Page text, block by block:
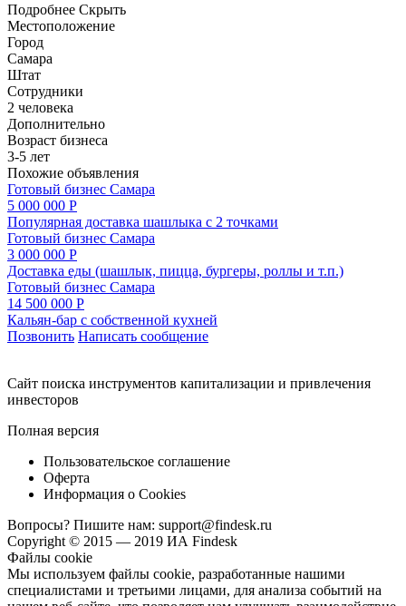
Подробнее Скрыть
Местоположение
Город
Самара
Штат
Сотрудники
2 человека
Дополнительно
Возраст бизнеса
3-5 лет
Похожие объявления
Готовый бизнес Самара
5 000 000 Р
Популярная доставка шашлыка с 2 точками
Готовый бизнес Самара
3 000 000 Р
Доставка еды (шашлык, пицца, бургеры, роллы и т.п.)
Готовый бизнес Самара
14 500 000 Р
Кальян-бар с собственной кухней
Позвонить Написать сообщение
Cайт поиска инструментов капитализации и привлечения
инвесторов
Полная версия
Пользовательское соглашение
Оферта
Информация о Cookies
Вопросы? Пишите нам: support@findesk.ru
Copyright © 2015 — 2019 ИА Findesk
Файлы cookie
Мы используем файлы cookie, разработанные нашими
специалистами и третьими лицами, для анализа событий на